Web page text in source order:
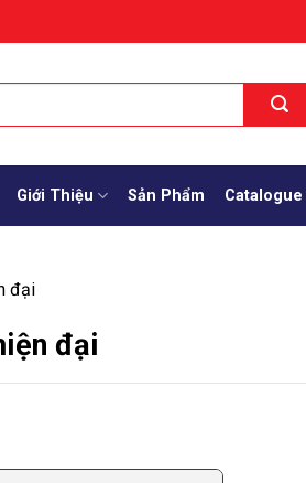
Giới Thiệu Sản Phẩm Catalogue
đại
đại